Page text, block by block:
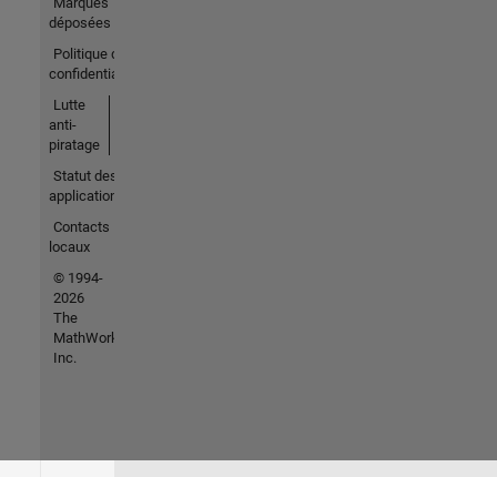
déposées
Politique de
confidentialité
Lutte
anti-
piratage
Statut des
applications
Contacts
locaux
© 1994-
2026
The
MathWorks,
Inc.